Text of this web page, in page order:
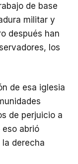
de base
militar y
después han
los
de esa iglesia
de perjuicio a
eso abrió
derecha